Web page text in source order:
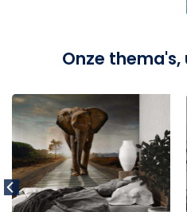
Onze